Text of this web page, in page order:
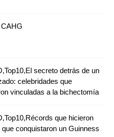
secreto detrás de un
celebridades que
vinculadas a la bichectomía
que hicieron
conquistaron un Guinness